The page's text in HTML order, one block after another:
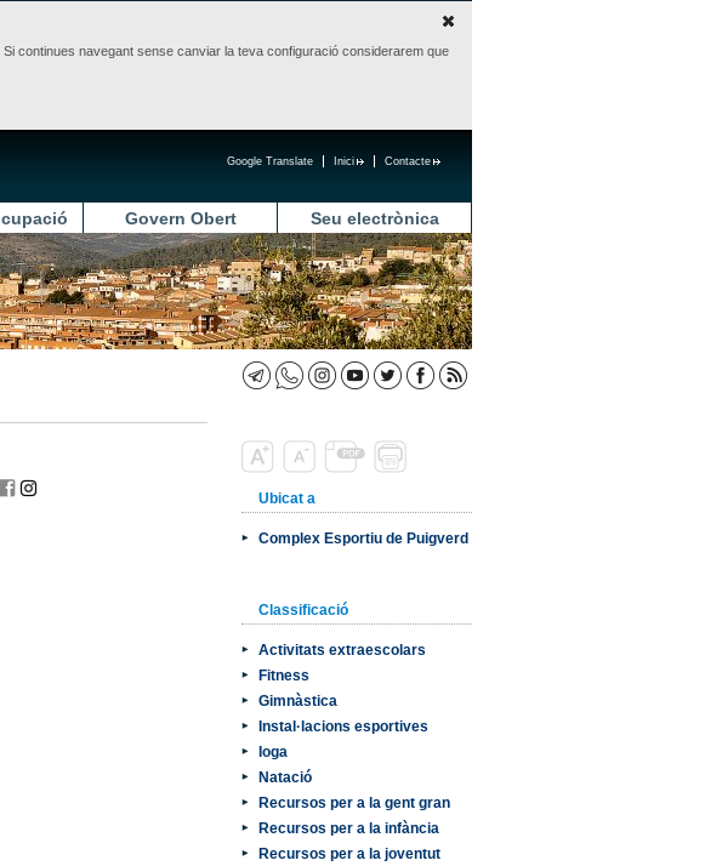
continues navegant sense canviar la teva configuració considerarem que
Contacte
Inici
Google Translate
Govern Obert Seu electrònica
Ubicat a
Complex Esportiu de Puigverd
Classificació
Activitats extraescolars
Fitness
Gimnàstica
Instal·lacions esportives
Ioga
Natació
Recursos per a la gent gran
Recursos per a la infància
Recursos per a la joventut